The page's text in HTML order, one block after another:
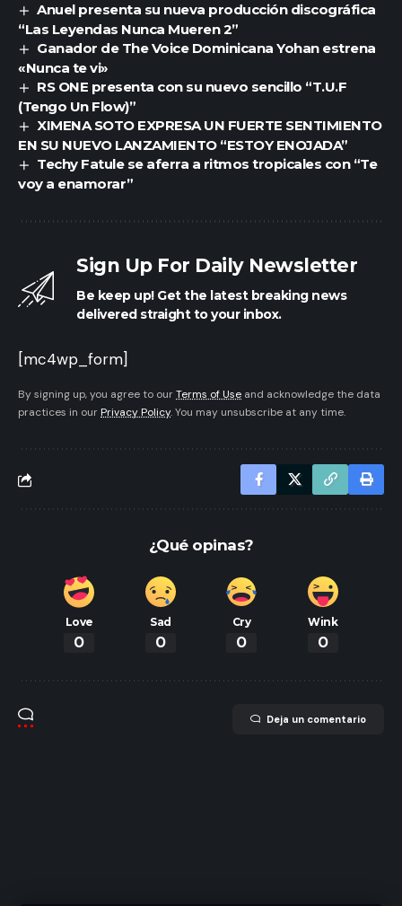
Anuel presenta su nueva producción discográfica
“Las Leyendas Nunca Mueren 2”
Ganador de The Voice Dominicana Yohan estrena
«Nunca te vi»
RS ONE presenta con su nuevo sencillo “T.U.F
(Tengo Un Flow)”
XIMENA SOTO EXPRESA UN FUERTE SENTIMIENTO
EN SU NUEVO LANZAMIENTO “ESTOY ENOJADA”
Techy Fatule se aferra a ritmos tropicales con “Te
voy a enamorar”
Sign Up For Daily Newsletter
Be keep up! Get the latest breaking news
delivered straight to your inbox.
[mc4wp_form]
By signing up, you agree to ourTerms of Use and acknowledge the data
practices in our Privacy Policy. You may unsubscribe at any time.
¿Qué opinas?
Love
0
Sad
0
Cry
0
Wink
0
Deja un comentario